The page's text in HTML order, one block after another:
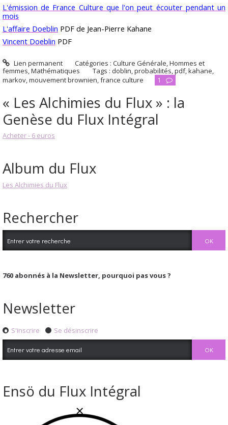
L'émission de France Culture que l'on peut écouter pendant un
mois
L'affaire Doeblin PDF de Jean-Pierre Kahane
Vincent Doeblin PDF
Lien permanent Catégories :Culture Générale,Hommes et
femmes,Mathématiques Tags : doblin,probabilités,pdf,kahane,
markov,mouvement brownien,france culture 1
« Les Alchimies du Flux » : la
Genèse du Flux Intégral
Acheter - 6 euros
Album du Flux
Les Alchimies du Flux
Rechercher
760 abonnés à la Newsletter, pourquoi pas vous ?
Newsletter
S'inscrire Se désinscrire
Ensö du Flux Intégral